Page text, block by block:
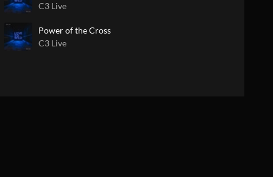
C3 Live
Power of the Cross
C3 Live